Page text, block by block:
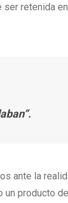
retenida
ante la
producto